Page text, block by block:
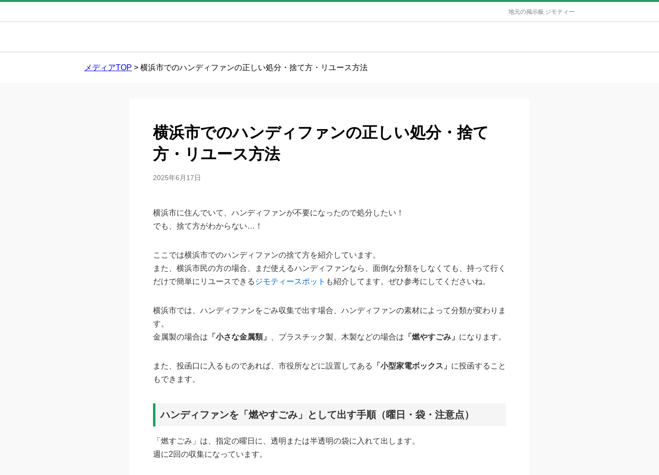
地元の掲示板 ジモティー
メディアTOP > 横浜市でのハンディファンの正しい処分・捨て方・リユース方法
横浜市でのハンディファンの正しい処分・捨て
方・リユース方法
2025年6月17日
横浜市に住んでいて、ハンディファンが不要になったので処分したい！
でも、捨て方がわからない…！
ここでは横浜市でのハンディファンの捨て方を紹介しています。
また、横浜市民の方の場合、まだ使えるハンディファンなら、面倒な分類をしなくても、持って行く
だけで簡単にリユースできる ジモティースポット も紹介してます。ぜひ参考にしてくださいね。
横浜市では、ハンディファンをごみ収集で出す場合、ハンディファンの素材によって分類が変わりま
す。
金属製の場合は 「小さな金属類」 、プラスチック製、木製などの場合は 「燃やすごみ」 になります。
また、投函口に入るものであれば、市役所などに設置してある 「小型家電ボックス」 に投函すること
もできます。
ハンディファンを「燃やすごみ」として出す手順（曜日・袋・注意点）
「燃すごみ」は、指定の曜日に、透明または半透明の袋に入れて出します。
週に2回の収集になっています。